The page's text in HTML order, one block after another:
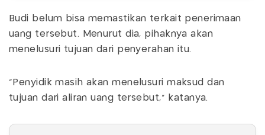
Budi belum bisa memastikan terkait penerimaan
uang tersebut. Menurut dia, pihaknya akan
menelusuri tujuan dari penyerahan itu.
"Penyidik masih akan menelusuri maksud dan
tujuan dari aliran uang tersebut," katanya.